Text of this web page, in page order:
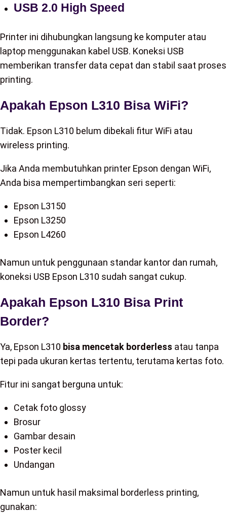
USB 2.0 High Speed
Printer ini dihubungkan langsung ke komputer atau
laptop menggunakan kabel USB. Koneksi USB
memberikan transfer data cepat dan stabil saat proses
printing.
Apakah Epson L310 Bisa WiFi?
Tidak. Epson L310 belum dibekali fitur WiFi atau
wireless printing.
Jika Anda membutuhkan printer Epson dengan WiFi,
Anda bisa mempertimbangkan seri seperti:
Epson L3150
Epson L3250
Epson L4260
Namun untuk penggunaan standar kantor dan rumah,
koneksi USB Epson L310 sudah sangat cukup.
Apakah Epson L310 Bisa Print
Border?
Ya, Epson L310 bisa mencetak borderless atau tanpa
tepi pada ukuran kertas tertentu, terutama kertas foto.
Fitur ini sangat berguna untuk:
Cetak foto glossy
Brosur
Gambar desain
Poster kecil
Undangan
Namun untuk hasil maksimal borderless printing,
gunakan: